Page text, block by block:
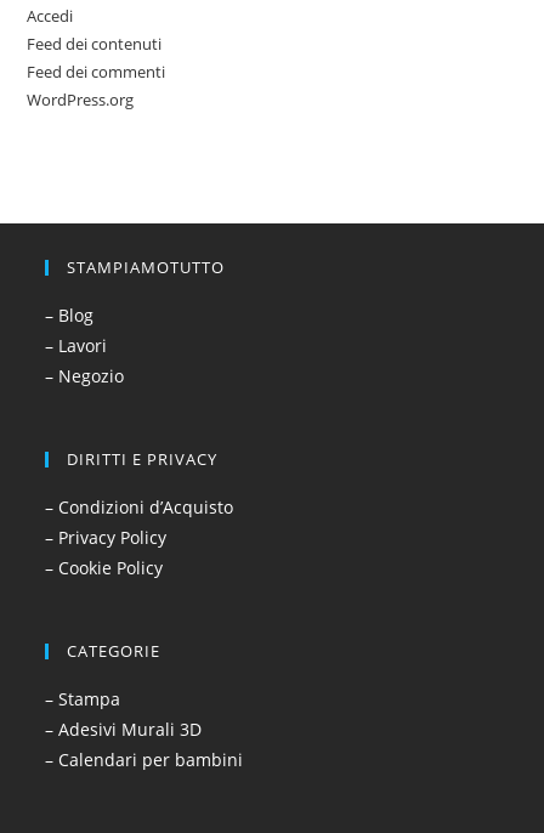
Accedi
Feed dei contenuti
Feed dei commenti
WordPress.org
STAMPIAMOTUTTO
– Blog
– Lavori
– Negozio
DIRITTI E PRIVACY
– Condizioni d’Acquisto
– Privacy Policy
– Cookie Policy
CATEGORIE
– Stampa
– Adesivi Murali 3D
– Calendari per bambini